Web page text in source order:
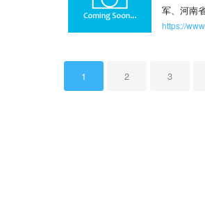
军、河南
位、河南
培育了
https://
1 2 3